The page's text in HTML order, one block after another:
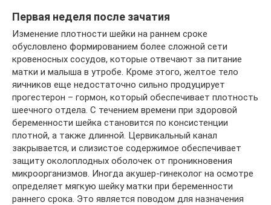
Первая неделя после зачатия
Изменение плотности шейки на раннем сроке
обусловлено формированием более сложной сети
кровеносных сосудов, которые отвечают за питание
матки и малыша в утробе. Кроме этого, желтое тело
яичников еще недостаточно сильно продуцирует
прогестерон – гормон, который обеспечивает плотность
шеечного отдела. С течением времени при здоровой
беременности шейка становится по консистенции
плотной, а также длинной. Цервикальный канал
закрывается, и слизистое содержимое обеспечивает
защиту околоплодных оболочек от проникновения
микроорганизмов. Иногда акушер-гинеколог на осмотре
определяет мягкую шейку матки при беременности
раннего срока. Это является поводом для назначения